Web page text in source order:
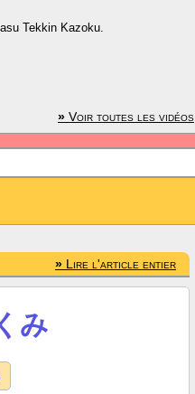
Tekkin Kazoku.
» Voir toutes les vidéos
» Lire l'article entier
み